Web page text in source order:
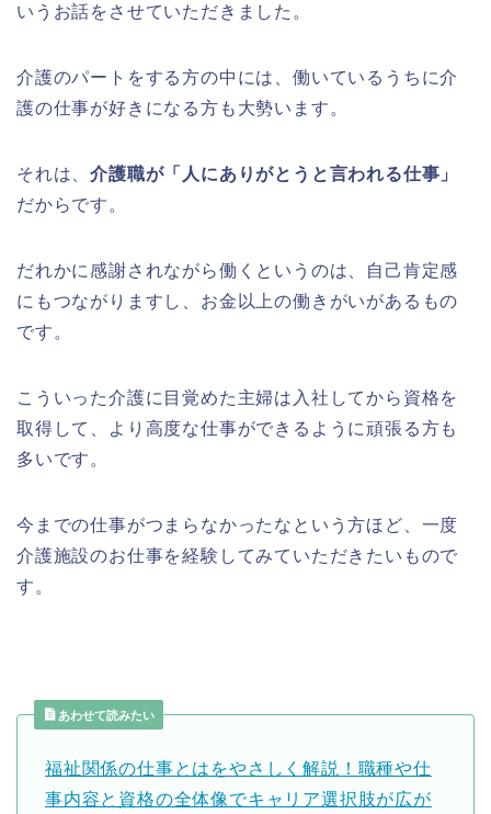
いうお話をさせていただきました。
介護のパートをする方の中には、働いているうちに介
護の仕事が好きになる方も大勢います。
それは、介護職が「人にありがとうと言われる仕事」
だからです。
だれかに感謝されながら働くというのは、自己肯定感
にもつながりますし、お金以上の働きがいがあるもの
です。
こういった介護に目覚めた主婦は入社してから資格を
取得して、より高度な仕事ができるように頑張る方も
多いです。
今までの仕事がつまらなかったなという方ほど、一度
介護施設のお仕事を経験してみていただきたいもので
す。
あわせて読みたい
福祉関係の仕事とはをやさしく解説！ 職種や仕
事内容と資格の全体像でキャリア選択肢が広が